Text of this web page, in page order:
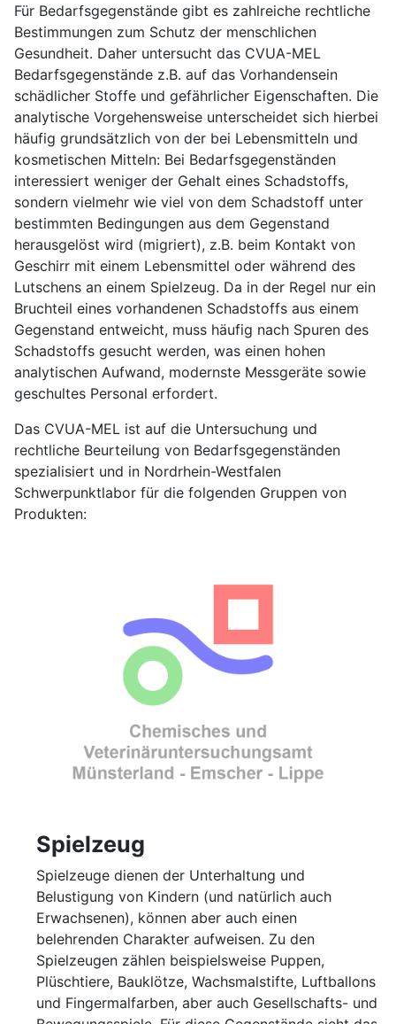
Für Bedarfsgegenstände gibt es zahlreiche rechtliche
Bestimmungen zum Schutz der menschlichen
Gesundheit. Daher untersucht das CVUA-MEL
Bedarfsgegenstände z.B. auf das Vorhandensein
schädlicher Stoffe und gefährlicher Eigenschaften. Die
analytische Vorgehensweise unterscheidet sich hierbei
häufig grundsätzlich von der bei Lebensmitteln und
kosmetischen Mitteln: Bei Bedarfsgegenständen
interessiert weniger der Gehalt eines Schadstoffs,
sondern vielmehr wie viel von dem Schadstoff unter
bestimmten Bedingungen aus dem Gegenstand
herausgelöst wird (migriert), z.B. beim Kontakt von
Geschirr mit einem Lebensmittel oder während des
Lutschens an einem Spielzeug. Da in der Regel nur ein
Bruchteil eines vorhandenen Schadstoffs aus einem
Gegenstand entweicht, muss häufig nach Spuren des
Schadstoffs gesucht werden, was einen hohen
analytischen Aufwand, modernste Messgeräte sowie
geschultes Personal erfordert.
Das CVUA-MEL ist auf die Untersuchung und
rechtliche Beurteilung von Bedarfsgegenständen
spezialisiert und in Nordrhein-Westfalen
Schwerpunktlabor für die folgenden Gruppen von
Produkten:
Spielzeug
Spielzeuge dienen der Unterhaltung und
Belustigung von Kindern (und natürlich auch
Erwachsenen), können aber auch einen
belehrenden Charakter aufweisen. Zu den
Spielzeugen zählen beispielsweise Puppen,
Plüschtiere, Bauklötze, Wachsmalstifte, Luftballons
und Fingermalfarben, aber auch Gesellschafts- und